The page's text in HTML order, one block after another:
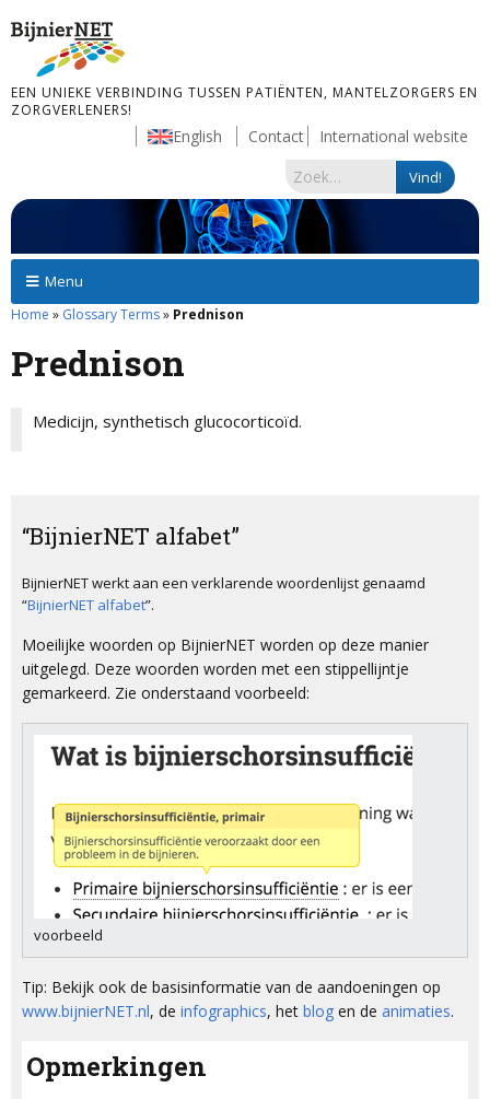
EEN UNIEKE VERBINDING TUSSEN PATIËNTEN, MANTELZORGERS EN
ZORGVERLENERS!
English Contact International website
Menu
Home » Glossary Terms» Prednison
Prednison
Medicijn, synthetisch glucocorticoïd.
“BijnierNET alfabet”
BijnierNET werkt aan een verklarende woordenlijst genaamd
“BijnierNET alfabet”.
Moeilijke woorden op BijnierNET worden op deze manier
uitgelegd. Deze woorden worden met een stippellijntje
gemarkeerd. Zie onderstaand voorbeeld:
voorbeeld
Tip: Bekijk ook de basisinformatie van de aandoeningen op
www.bijnierNET.nl, de infographics, het blog en de animaties.
Opmerkingen